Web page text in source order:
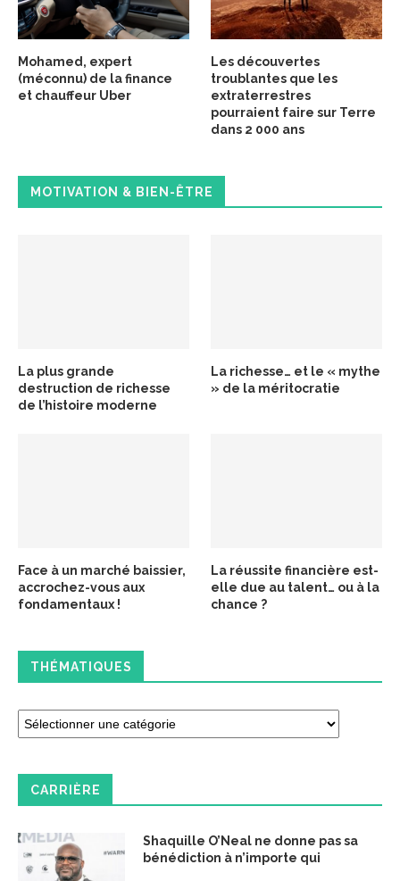
Mohamed, expert
(méconnu) de la finance
et chauffeur Uber
Les découvertes
troublantes que les
extraterrestres
pourraient faire sur Terre
dans 2 000 ans
MOTIVATION & BIEN-ÊTRE
La plus grande
destruction de richesse
de l’histoire moderne
La richesse… et le « mythe
» de la méritocratie
Face à un marché baissier,
accrochez-vous aux
fondamentaux !
La réussite financière est-
elle due au talent… ou à la
chance ?
THÉMATIQUES
CARRIÈRE
Shaquille O’Neal ne donne pas sa
bénédiction à n’importe qui